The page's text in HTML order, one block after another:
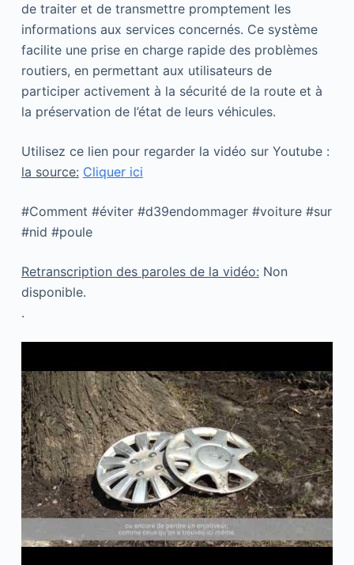
de traiter et de transmettre promptement les
informations aux services concernés. Ce système
facilite une prise en charge rapide des problèmes
routiers, en permettant aux utilisateurs de
participer activement à la sécurité de la route et à
la préservation de l’état de leurs véhicules.
Utilisez ce lien pour regarder la vidéo sur Youtube :
la source: Cliquer ici
#Comment #éviter #d39endommager #voiture #sur
#nid #poule
Retranscription des paroles de la vidéo: Non
disponible.
.